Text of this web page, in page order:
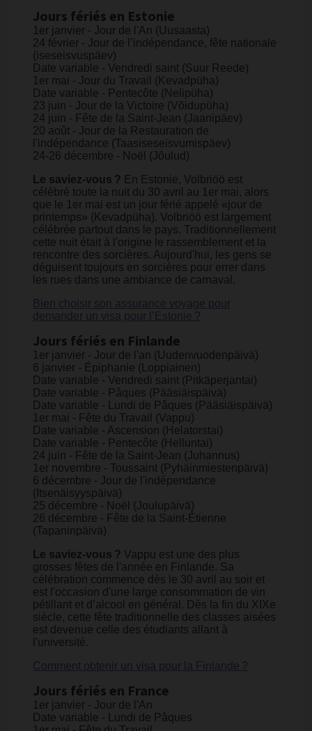
Jours fériés en Estonie
1er janvier - Jour de l'An (Uusaasta)
24 février - Jour de l’indépendance, fête nationale
(iseseisvuspäev)
Date variable - Vendredi saint (Suur Reede)
1er mai - Jour du Travail (Kevadpüha)
Date variable - Pentecôte (Nelipüha)
23 juin - Jour de la Victoire (Võidupüha)
24 juin - Fête de la Saint-Jean (Jaanipäev)
20 août - Jour de la Restauration de
l'indépendance (Taasiseseisvumispäev)
24-26 décembre - Noël (Jõulud)
Le saviez-vous ? En Estonie, Volbriöö est
célébré toute la nuit du 30 avril au 1er mai, alors
que le 1er mai est un jour férié appelé «jour de
printemps» (Kevadpüha). Volbriöö est largement
célébrée partout dans le pays. Traditionnellement
cette nuit était à l'origine le rassemblement et la
rencontre des sorcières. Aujourd'hui, les gens se
déguisent toujours en sorcières pour errer dans
les rues dans une ambiance de carnaval.
Bien choisir son assurance voyage pour
demander un visa pour l’Estonie ?
Jours fériés en Finlande
1er janvier - Jour de l'an (Uudenvuodenpäivä)
6 janvier - Épiphanie (Loppiainen)
Date variable - Vendredi saint (Pitkäperjantai)
Date variable - Pâques (Pääsiäispäivä)
Date variable - Lundi de Pâques (Pääsiäispäivä)
1er mai - Fête du Travail (Vappu)
Date variable - Ascension (Helatorstai)
Date variable - Pentecôte (Helluntai)
24 juin - Fête de la Saint-Jean (Juhannus)
1er novembre - Toussaint (Pyhäinmiestenpäivä)
6 décembre - Jour de l'indépendance
(Itsenäisyyspäivä)
25 décembre - Noël (Joulupäivä)
26 décembre - Fête de la Saint-Étienne
(Tapaninpäivä)
Le saviez-vous ? Vappu est une des plus
grosses fêtes de l'année en Finlande. Sa
célébration commence dès le 30 avril au soir et
est l'occasion d'une large consommation de vin
pétillant et d’alcool en général. Dès la fin du XIXe
siècle, cette fête traditionnelle des classes aisées
est devenue celle des étudiants allant à
l'université.
Comment obtenir un visa pour la Finlande ?
Jours fériés en France
1er janvier - Jour de l'An
Date variable - Lundi de Pâques